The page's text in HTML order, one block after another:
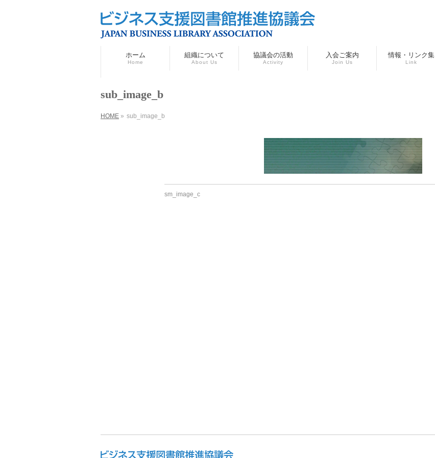
ホーム
Home
組織について
About Us
協議会の活動
Activity
入会ご案内
Join Us
情報・リンク集
Link
sub_image_b
HOME » sub_image_b
sm_image_c